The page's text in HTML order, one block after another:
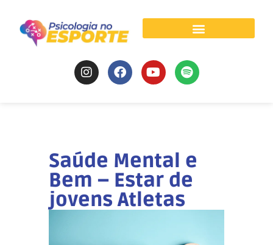
Saúde Mental e
Bem – Estar de
jovens Atletas